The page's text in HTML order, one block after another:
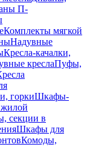
П-
Комплекты мягкой
Надувные
Кресла-качалки,
креслаПуфы,
горкиШкафы-
секции в
Шкафы для
Комоды,